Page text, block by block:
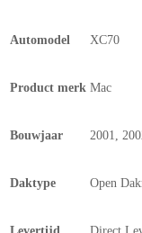
Automodel XC70
Product merk Mac
Bouwjaar 2001,
Daktype Open